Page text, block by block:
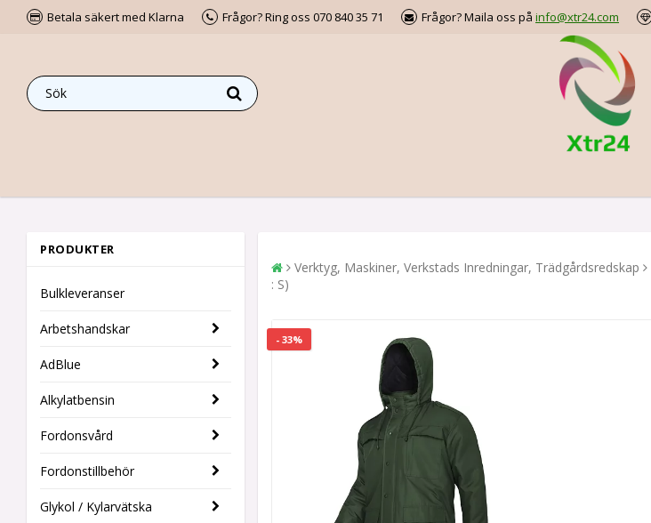
Betala säkert med Klarna Frågor? Ring oss 070 840 35 71 Frågor? Maila oss på info@xtr24.com
PRODUKTER
Bulkleveranser
Arbetshandskar
AdBlue
Alkylatbensin
Fordonsvård
Fordonstillbehör
Glykol / Kylarvätska
Verktyg, Maskiner, Verkstads Inredningar, Trädgårdsredskap
: S)
- 33%